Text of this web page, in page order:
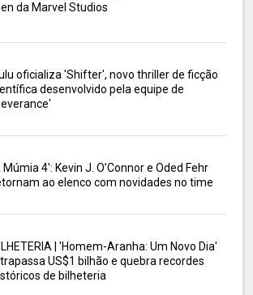
da Marvel Studios
oficializa 'Shifter', novo thriller de ficção
desenvolvido pela equipe de
Múmia 4': Kevin J. O’Connor e Oded Fehr
ao elenco com novidades no time
| 'Homem-Aranha: Um Novo Dia'
US$1 bilhão e quebra recordes
de bilheteria